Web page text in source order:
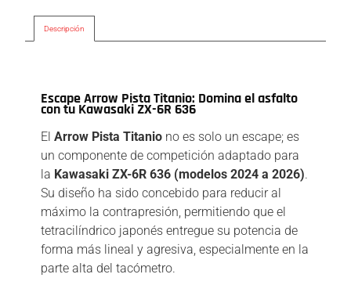
Descripción
Escape Arrow Pista Titanio: Domina el asfalto
con tu Kawasaki ZX-6R 636
El Arrow Pista Titanio no es solo un escape; es
un componente de competición adaptado para
la Kawasaki ZX-6R 636 (modelos 2024 a 2026).
Su diseño ha sido concebido para reducir al
máximo la contrapresión, permitiendo que el
tetracilíndrico japonés entregue su potencia de
forma más lineal y agresiva, especialmente en la
parte alta del tacómetro.